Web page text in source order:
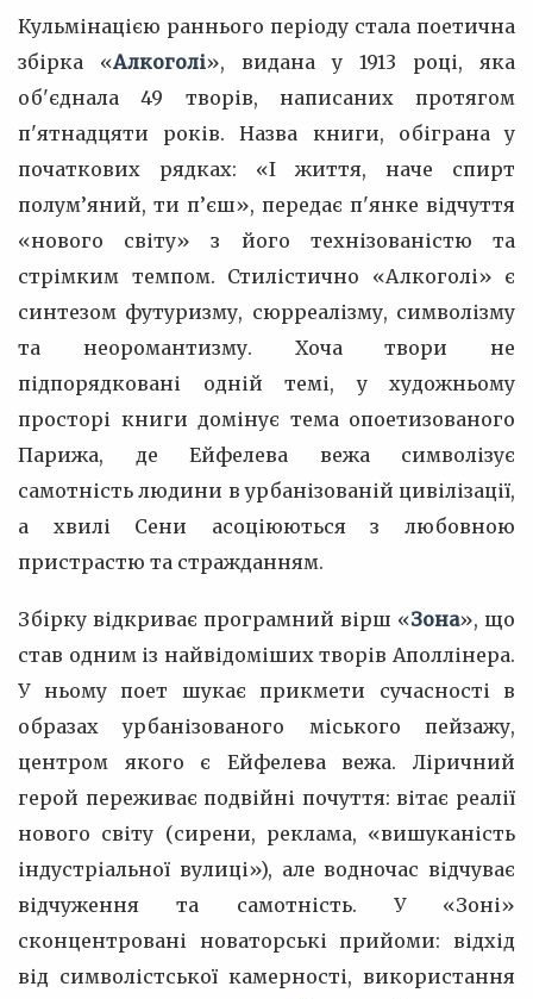
Кульмінацією раннього періоду стала поетична
збірка «Алкоголі», видана у 1913 році, яка
об'єднала 49 творів, написаних протягом
п'ятнадцяти років. Назва книги, обіграна у
початкових рядках: «І життя, наче спирт
полум’яний, ти п’єш», передає п'янке відчуття
«нового світу» з його технізованістю та
стрімким темпом. Стилістично «Алкоголі» є
синтезом футуризму, сюрреалізму, символізму
та неоромантизму. Хоча твори не
підпорядковані одній темі, у художньому
просторі книги домінує тема опоетизованого
Парижа, де Ейфелева вежа символізує
самотність людини в урбанізованій цивілізації,
а хвилі Сени асоціюються з любовною
пристрастю та стражданням.
Збірку відкриває програмний вірш «Зона», що
став одним із найвідоміших творів Аполлінера.
У ньому поет шукає прикмети сучасності в
образах урбанізованого міського пейзажу,
центром якого є Ейфелева вежа. Ліричний
герой переживає подвійні почуття: вітає реалії
нового світу (сирени, реклама, «вишуканість
індустріальної вулиці»), але водночас відчуває
відчуження та самотність. У «Зоні»
сконцентровані новаторські прийоми: відхід
від символістської камерності, використання